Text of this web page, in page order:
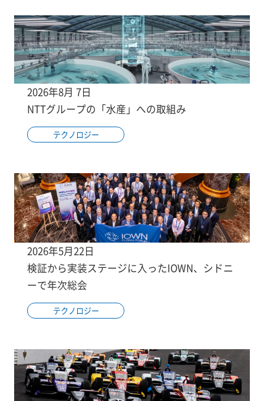
2026年8月 7日
NTTグループの「水産」への取組み
テクノロジー
2026年5月22日
検証から実装ステージに入ったIOWN、シドニ
ーで年次総会
テクノロジー